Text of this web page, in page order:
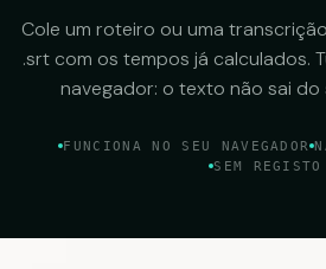
Cole um roteiro ou uma
.srt com os tempos já calculados.
navegador: o texto não sai
FUNCIONA NO SEU NAVEGADOR
SEM REGISTO